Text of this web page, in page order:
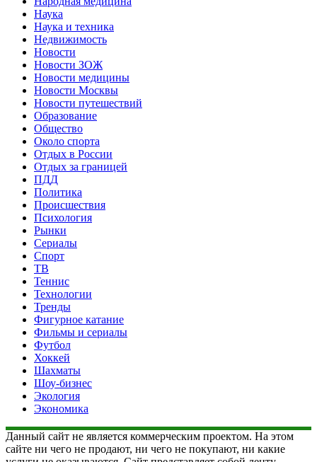
Наука
Наука и техника
Недвижимость
Новости
Новости ЗОЖ
Новости медицины
Новости Москвы
Новости путешествий
Образование
Общество
Около спорта
Отдых в России
Отдых за границей
ПДД
Политика
Происшествия
Психология
Рынки
Сериалы
Спорт
ТВ
Теннис
Технологии
Тренды
Фигурное катание
Фильмы и сериалы
Футбол
Хоккей
Шахматы
Шоу-бизнес
Экология
Экономика
Данный сайт не является коммерческим проектом. На этом
сайте ни чего не продают, ни чего не покупают, ни какие